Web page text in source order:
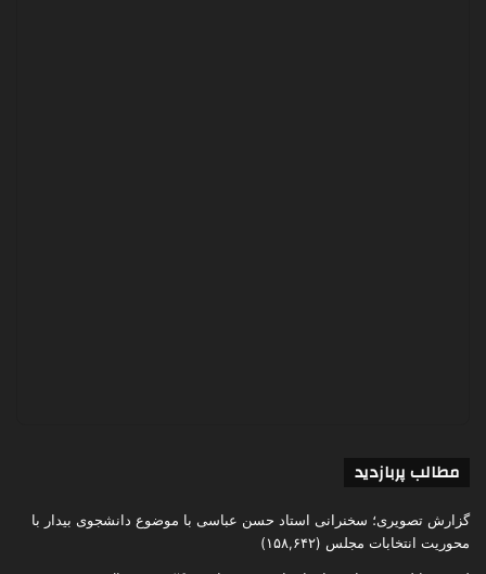
مطالب پربازدید
گزارش تصویری؛ سخنرانی استاد حسن عباسی با موضوع دانشجوی بیدار با
محوریت انتخابات مجلس (۱۵۸,۶۴۲)